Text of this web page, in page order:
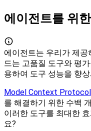
에이전트를 위
에이전트는 우리가 제
드는 고품질 도구와 평
용하여 도구 성능을 향
Model Context
를 해결하기 위한 수백
이러한 도구를 최대한
요?